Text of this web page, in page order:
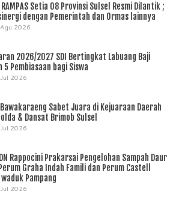
RAMPAS Setia 08 Provinsi Sulsel Resmi Dilantik ;
dengan Pemerintah dan Ormas lainnya
2026
2026/2027 SDI Bertingkat Labuang Baji
5 Pembiasaan bagi Siswa
2026
Bawakaraeng Sabet Juara di Kejuaraan Daerah
& Dansat Brimob Sulsel
2026
Rappocini Prakarsai Pengelohan Sampah Daur
Graha Indah Famili dan Perum Castell
Pampang
2026